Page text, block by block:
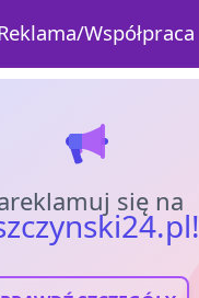
Współpraca
się na